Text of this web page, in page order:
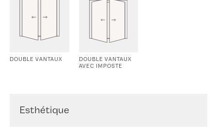
DOUBLE VANTAUX
DOUBLE VANTAUX
AVEC IMPOSTE
Esthétique